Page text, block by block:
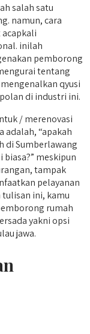
salah satu
namun, cara
inilah
pemborong
tentang
qyusi
di industri ini.
/ merenovasi
adalah, “apakah
di Sumberlawang
meskipun
tampak
pelayanan
ini, kamu
rumah
yakni opsi
jawa.